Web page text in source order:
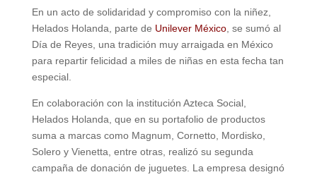
En un acto de solidaridad y compromiso con la niñez,
Helados Holanda, parte de Unilever México, se sumó al
Día de Reyes, una tradición muy arraigada en México
para repartir felicidad a miles de niñas en esta fecha tan
especial.
En colaboración con la institución Azteca Social,
Helados Holanda, que en su portafolio de productos
suma a marcas como Magnum, Cornetto, Mordisko,
Solero y Vienetta, entre otras, realizó su segunda
campaña de donación de juguetes. La empresa designó